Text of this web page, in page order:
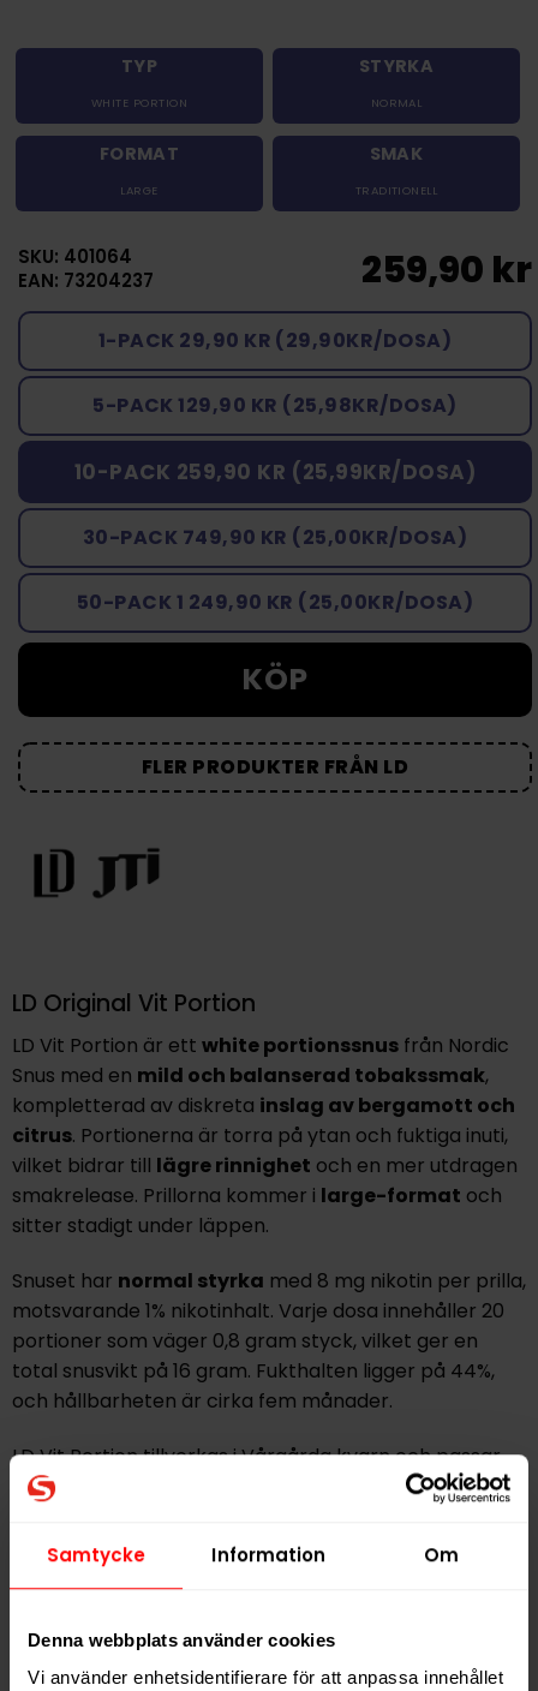
Samtycke Information Om
Denna webbplats använder cookies
Vi använder enhetsidentifierare för att anpassa innehållet
TYP
WHITE PORTION
STYRKA
NORMAL
FORMAT
LARGE
SMAK
TRADITIONELL
SKU: 401064
EAN: 73204237
259,90 kr
1-PACK 29,90 KR (29,90KR/DOSA)
5-PACK 129,90 KR (25,98KR/DOSA)
10-PACK 259,90 KR (25,99KR/DOSA)
30-PACK 749,90 KR (25,00KR/DOSA)
50-PACK 1 249,90 KR (25,00KR/DOSA)
KÖP
FLER PRODUKTER FRÅN LD
LD Original Vit Portion
LD Vit Portion är ett white portionssnusfrån Nordic
Snus med en mild och balanserad tobakssmak,
kompletterad av diskreta inslag avbergamott och
citrus. Portionerna är torra på ytan och fuktiga inuti,
vilket bidrar till lägre rinnighet och en mer utdragen
smakrelease. Prillorna kommer i large-format och
sitter stadigt under läppen.
Snuset har normal styrka med 8 mg nikotin per prilla,
motsvarande 1% nikotinhalt. Varje dosa innehåller 20
portioner som väger 0,8 gram styck, vilket ger en
total snusvikt på 16 gram. Fukthalten ligger på 44%,
och hållbarheten är cirka fem månader.
LD Vit Portion tillverkas i Vårgårda kvarn och passar
dig som söker ett
diskret white portionssnusmed
Finns även i en större dosa som LD 30 Vit Portion samt
Portion.